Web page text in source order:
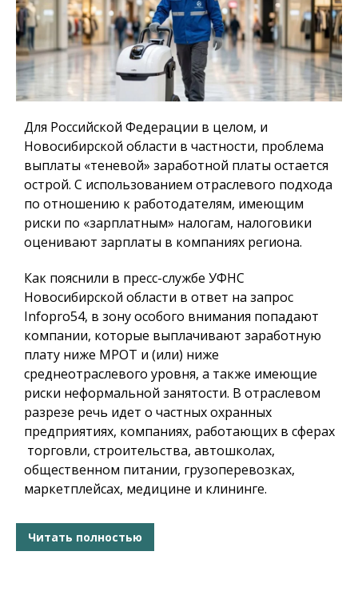
Для Российской Федерации в целом, и
Новосибирской области в частности, проблема
выплаты «теневой» заработной платы остается
острой. С использованием отраслевого подхода
по отношению к работодателям, имеющим
риски по «зарплатным» налогам, налоговики
оценивают зарплаты в компаниях региона.
Как пояснили в пресс-службе УФНС
Новосибирской области в ответ на запрос
Infopro54, в зону особого внимания попадают
компании, которые выплачивают заработную
плату ниже МРОТ и (или) ниже
среднеотраслевого уровня, а также имеющие
риски неформальной занятости. В отраслевом
разрезе речь идет о частных охранных
предприятиях, компаниях, работающих в сферах
торговли, строительства, автошколах,
общественном питании, грузоперевозках,
маркетплейсах, медицине и клининге.
Читать полностью